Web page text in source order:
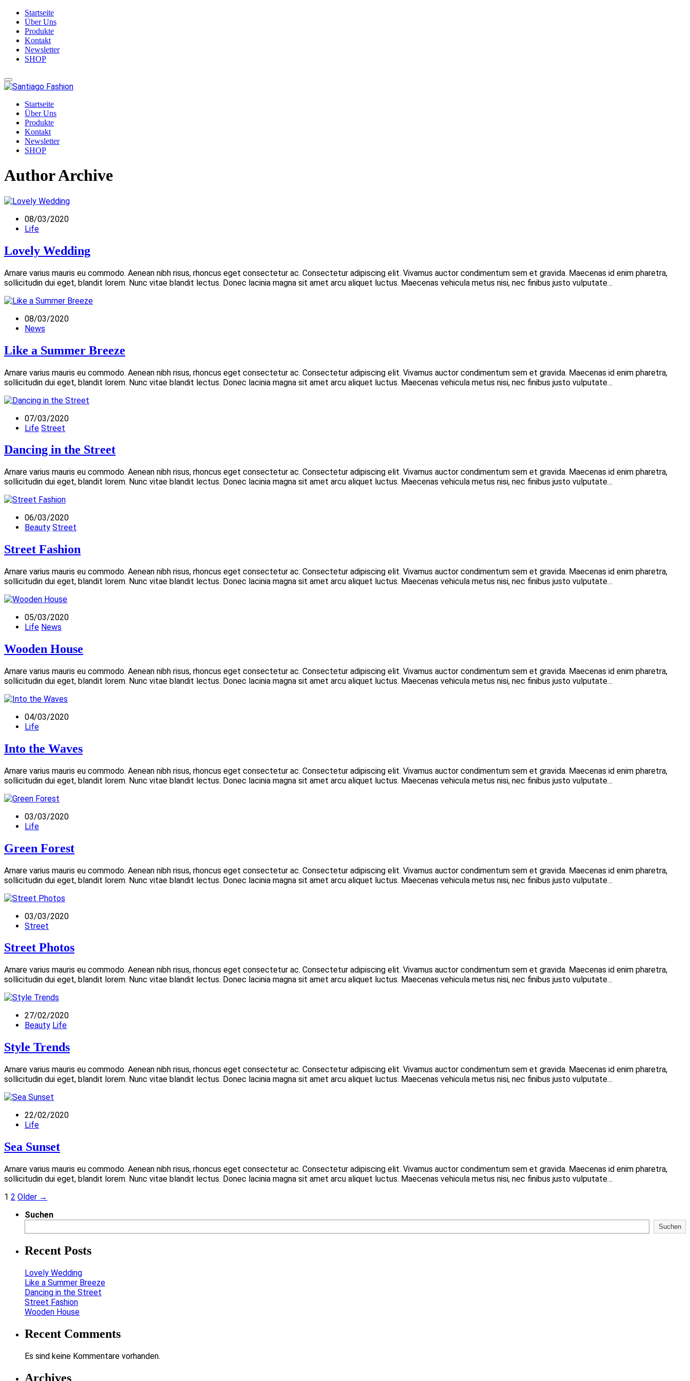
Startseite
Über Uns
Produkte
Kontakt
Newsletter
SHOP
Startseite
Über Uns
Produkte
Kontakt
Newsletter
SHOP
Author Archive
08/03/2020
Life
Lovely Wedding
Arnare varius mauris eu commodo. Aenean nibh risus, rhoncus eget consectetur ac. Consectetur adipiscing elit. Vivamus auctor condimentum sem et gravida. Maecenas id enim pharetra,
sollicitudin dui eget, blandit lorem. Nunc vitae blandit lectus. Donec lacinia magna sit amet arcu aliquet luctus. Maecenas vehicula metus nisi, nec finibus justo vulputate…
08/03/2020
News
Like a Summer Breeze
Arnare varius mauris eu commodo. Aenean nibh risus, rhoncus eget consectetur ac. Consectetur adipiscing elit. Vivamus auctor condimentum sem et gravida. Maecenas id enim pharetra,
sollicitudin dui eget, blandit lorem. Nunc vitae blandit lectus. Donec lacinia magna sit amet arcu aliquet luctus. Maecenas vehicula metus nisi, nec finibus justo vulputate…
07/03/2020
Life Street
Dancing in the Street
Arnare varius mauris eu commodo. Aenean nibh risus, rhoncus eget consectetur ac. Consectetur adipiscing elit. Vivamus auctor condimentum sem et gravida. Maecenas id enim pharetra,
sollicitudin dui eget, blandit lorem. Nunc vitae blandit lectus. Donec lacinia magna sit amet arcu aliquet luctus. Maecenas vehicula metus nisi, nec finibus justo vulputate…
06/03/2020
Beauty Street
Street Fashion
Arnare varius mauris eu commodo. Aenean nibh risus, rhoncus eget consectetur ac. Consectetur adipiscing elit. Vivamus auctor condimentum sem et gravida. Maecenas id enim pharetra,
sollicitudin dui eget, blandit lorem. Nunc vitae blandit lectus. Donec lacinia magna sit amet arcu aliquet luctus. Maecenas vehicula metus nisi, nec finibus justo vulputate…
05/03/2020
Life News
Wooden House
Arnare varius mauris eu commodo. Aenean nibh risus, rhoncus eget consectetur ac. Consectetur adipiscing elit. Vivamus auctor condimentum sem et gravida. Maecenas id enim pharetra,
sollicitudin dui eget, blandit lorem. Nunc vitae blandit lectus. Donec lacinia magna sit amet arcu aliquet luctus. Maecenas vehicula metus nisi, nec finibus justo vulputate…
04/03/2020
Life
Into the Waves
Arnare varius mauris eu commodo. Aenean nibh risus, rhoncus eget consectetur ac. Consectetur adipiscing elit. Vivamus auctor condimentum sem et gravida. Maecenas id enim pharetra,
sollicitudin dui eget, blandit lorem. Nunc vitae blandit lectus. Donec lacinia magna sit amet arcu aliquet luctus. Maecenas vehicula metus nisi, nec finibus justo vulputate…
03/03/2020
Life
Green Forest
Arnare varius mauris eu commodo. Aenean nibh risus, rhoncus eget consectetur ac. Consectetur adipiscing elit. Vivamus auctor condimentum sem et gravida. Maecenas id enim pharetra,
sollicitudin dui eget, blandit lorem. Nunc vitae blandit lectus. Donec lacinia magna sit amet arcu aliquet luctus. Maecenas vehicula metus nisi, nec finibus justo vulputate…
03/03/2020
Street
Street Photos
Arnare varius mauris eu commodo. Aenean nibh risus, rhoncus eget consectetur ac. Consectetur adipiscing elit. Vivamus auctor condimentum sem et gravida. Maecenas id enim pharetra,
sollicitudin dui eget, blandit lorem. Nunc vitae blandit lectus. Donec lacinia magna sit amet arcu aliquet luctus. Maecenas vehicula metus nisi, nec finibus justo vulputate…
27/02/2020
Beauty Life
Style Trends
Arnare varius mauris eu commodo. Aenean nibh risus, rhoncus eget consectetur ac. Consectetur adipiscing elit. Vivamus auctor condimentum sem et gravida. Maecenas id enim pharetra,
sollicitudin dui eget, blandit lorem. Nunc vitae blandit lectus. Donec lacinia magna sit amet arcu aliquet luctus. Maecenas vehicula metus nisi, nec finibus justo vulputate…
22/02/2020
Life
Sea Sunset
Arnare varius mauris eu commodo. Aenean nibh risus, rhoncus eget consectetur ac. Consectetur adipiscing elit. Vivamus auctor condimentum sem et gravida. Maecenas id enim pharetra,
sollicitudin dui eget, blandit lorem. Nunc vitae blandit lectus. Donec lacinia magna sit amet arcu aliquet luctus. Maecenas vehicula metus nisi, nec finibus justo vulputate…
1 2 Older →
Suchen
Suchen
Recent Posts
Lovely Wedding
Like a Summer Breeze
Dancing in the Street
Street Fashion
Wooden House
Recent Comments
Es sind keine Kommentare vorhanden.
Archives